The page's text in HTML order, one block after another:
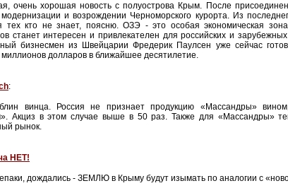
очень хорошая новость с полуострова Крым. После
и возрождении Черноморского курорта. Из
кто не знает, поясню. ОЗЭ - это особая экономическая
станет интересен и привлекателен для российских и
бизнесмен из Швейцарии Фредерик Паулсен уже сейчас
долларов в ближайшее десятилетие.
:
винца. Россия не признает продукцию «Массандры»
Акциз в этом случае выше в 50 раз. Также для «Массандры»
рынок.
НЕТ!
дождались - ЗЕМЛЮ в Крыму будут изымать по аналогии с